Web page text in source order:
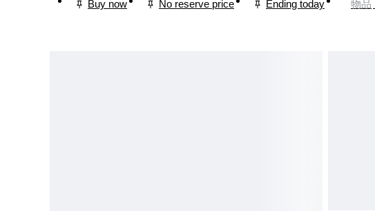
Buy now No reserve price Ending today 物品